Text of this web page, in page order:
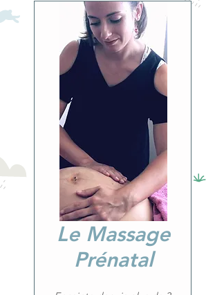
Le Massage
Prénatal